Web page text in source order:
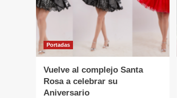
Portadas
Vuelve al complejo Santa
Rosa a celebrar su
Aniversario